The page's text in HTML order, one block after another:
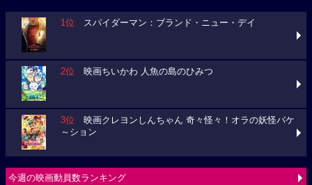
1位 スパイダーマン：ブランド・ニュー・デイ
2位 映画ちいかわ 人魚の島のひみつ
3位 映画クレヨンしんちゃん 奇々怪々！オラの妖怪バケ
～ション
今週の映画動員数ランキング